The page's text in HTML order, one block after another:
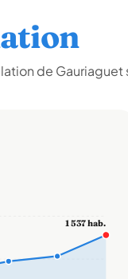
de Gauriaguet
1 537 hab.